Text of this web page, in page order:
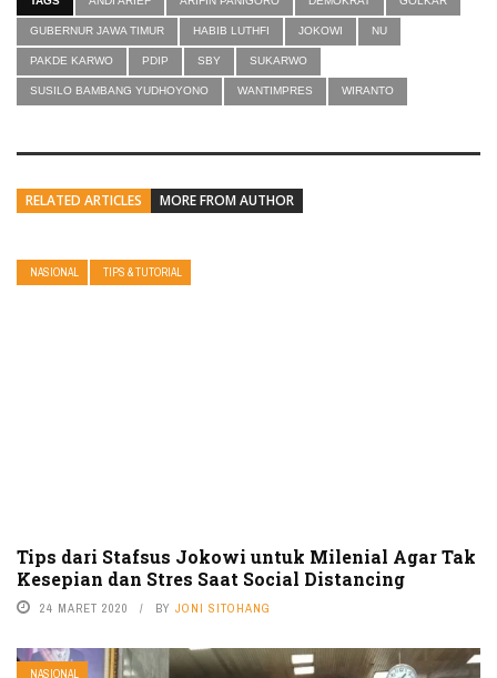
GUBERNUR JAWA TIMUR HABIB LUTHFI JOKOWI NU
PAKDE KARWO PDIP SBY SUKARWO
SUSILO BAMBANG YUDHOYONO WANTIMPRES WIRANTO
RELATED ARTICLES MORE FROM AUTHOR
NASIONAL TIPS & TUTORIAL
Tips dari Stafsus Jokowi untuk Milenial Agar Tak
Kesepian dan Stres Saat Social Distancing
24 MARET 2020 BY JONI SITOHANG
NASIONAL